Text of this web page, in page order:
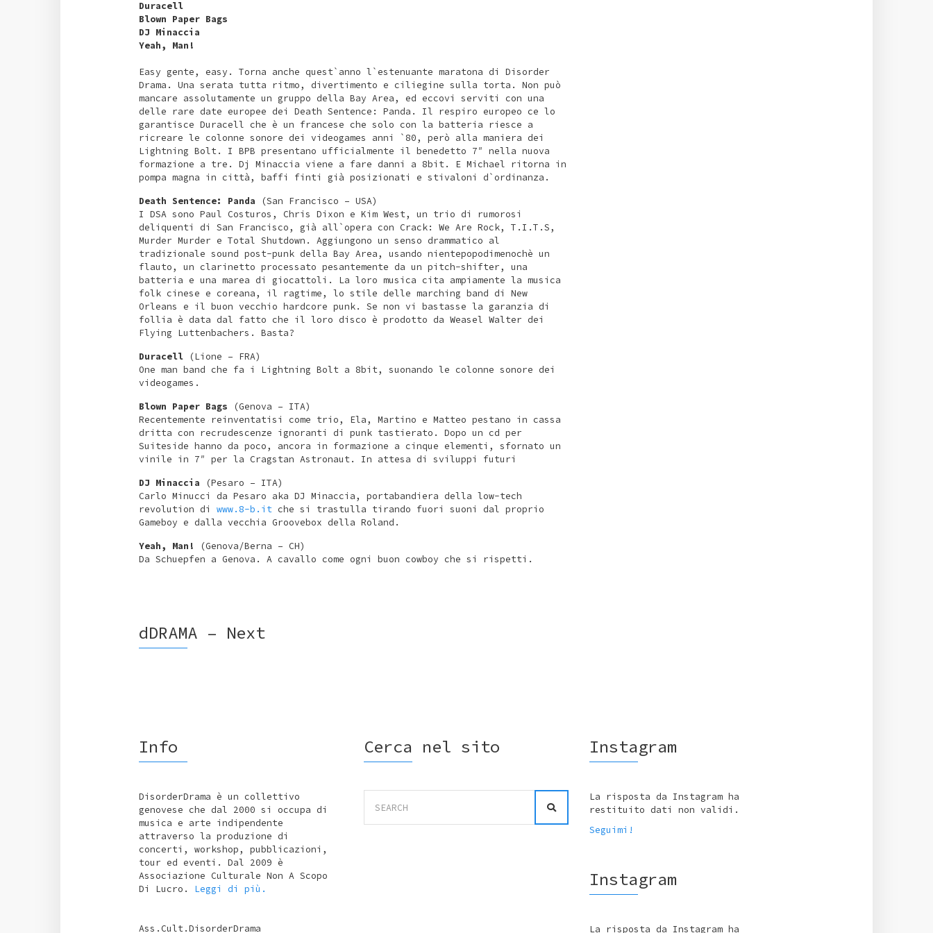
Duracell
Blown Paper Bags
DJ Minaccia
Yeah, Man!
Easy gente, easy. Torna anche quest`anno l`estenuante maratona di Disorder
Drama. Una serata tutta ritmo, divertimento e ciliegine sulla torta. Non può
mancare assolutamente un gruppo della Bay Area, ed eccovi serviti con una
delle rare date europee dei Death Sentence: Panda. Il respiro europeo ce lo
garantisce Duracell che è un francese che solo con la batteria riesce a
ricreare le colonne sonore dei videogames anni `80, però alla maniera dei
Lightning Bolt. I BPB presentano ufficialmente il benedetto 7″ nella nuova
formazione a tre. Dj Minaccia viene a fare danni a 8bit. E Michael ritorna in
pompa magna in città, baffi finti già posizionati e stivaloni d`ordinanza.
Death Sentence: Panda (San Francisco – USA)
I DSA sono Paul Costuros, Chris Dixon e Kim West, un trio di rumorosi
deliquenti di San Francisco, già all`opera con Crack: We Are Rock, T.I.T.S,
Murder Murder e Total Shutdown. Aggiungono un senso drammatico al
tradizionale sound post-punk della Bay Area, usando nientepopodimenochè un
flauto, un clarinetto processato pesantemente da un pitch-shifter, una
batteria e una marea di giocattoli. La loro musica cita ampiamente la musica
folk cinese e coreana, il ragtime, lo stile delle marching band di New
Orleans e il buon vecchio hardcore punk. Se non vi bastasse la garanzia di
follia è data dal fatto che il loro disco è prodotto da Weasel Walter dei
Flying Luttenbachers. Basta?
Duracell(Lione – FRA)
One man band che fa i Lightning Bolt a 8bit, suonando le colonne sonore dei
videogames.
Blown Paper Bags (Genova – ITA)
Recentemente reinventatisi come trio, Ela, Martino e Matteo pestano in cassa
dritta con recrudescenze ignoranti di punk tastierato. Dopo un cd per
Suiteside hanno da poco, ancora in formazione a cinque elementi, sfornato un
vinile in 7″ per la Cragstan Astronaut. In attesa di sviluppi futuri
DJ Minaccia (Pesaro – ITA)
Carlo Minucci da Pesaro aka DJ Minaccia, portabandiera della low-tech
revolution di www.8-b.itche si trastulla tirando fuori suoni dal proprio
Gameboy e dalla vecchia Groovebox della Roland.
Yeah, Man! (Genova/Berna – CH)
Da Schuepfen a Genova. A cavallo come ogni buon cowboy che si rispetti.
dDRAMA – Next
Info
DisorderDrama è un collettivo
genovese che dal 2000 si occupa di
musica e arte indipendente
attraverso la produzione di
concerti, workshop, pubblicazioni,
tour ed eventi. Dal 2009 è
Associazione Culturale Non A Scopo
Di Lucro. Leggi di più.
Ass.Cult.DisorderDrama
Cerca nel sito
for:
Instagram
La risposta da Instagram ha
restituito dati non validi.
Seguimi!
Instagram
La risposta da Instagram ha